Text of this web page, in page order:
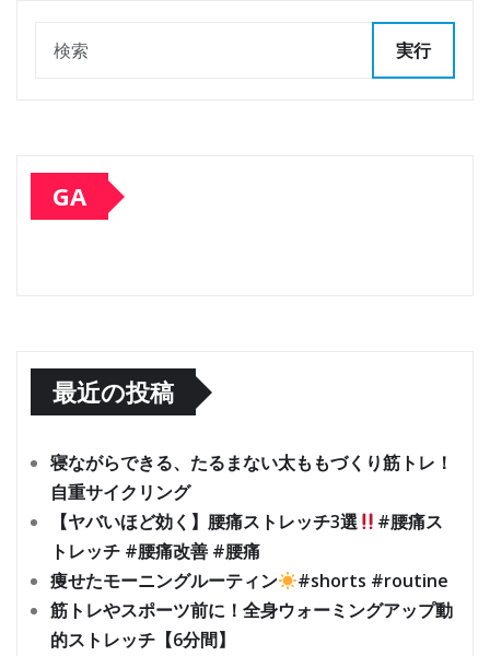
実行
GA
最近の投稿
寝ながらできる、たるまない太ももづくり筋トレ！
自重サイクリング
【ヤバいほど効く】腰痛ストレッチ3選
#腰痛ス
トレッチ #腰痛改善 #腰痛
痩せたモーニングルーティン
#shorts #routine
筋トレやスポーツ前に！全身ウォーミングアップ動
的ストレッチ【6分間】